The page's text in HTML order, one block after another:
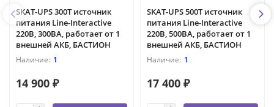
SKAT-UPS 300T источник
питания Line-Interactive
220В, 300ВА, работает от 1
внешней АКБ, БАСТИОН
1
14 900 ₽
SKAT-UPS 500T источник
питания Line-Interactive
220В, 500ВА, работает от 1
внешней АКБ, БАСТИОН
1
17 400 ₽